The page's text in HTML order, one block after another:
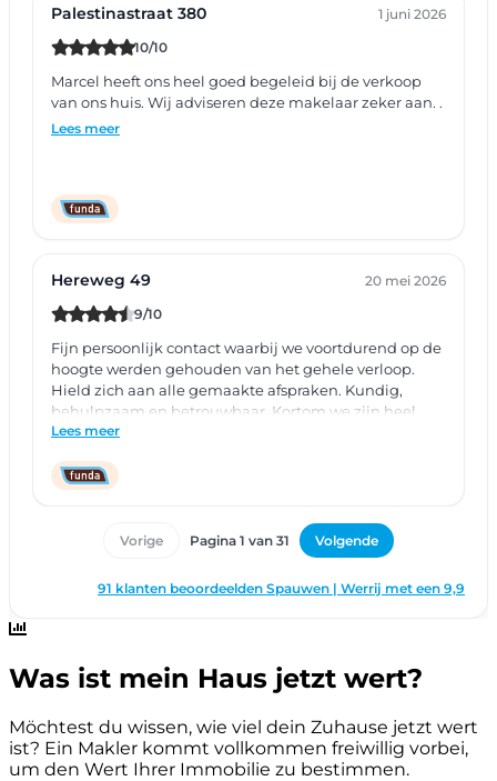
Was ist mein Haus jetzt wert?
Möchtest du wissen, wie viel dein Zuhause jetzt wert
ist? Ein Makler kommt vollkommen freiwillig vorbei,
um den Wert Ihrer Immobilie zu bestimmen.